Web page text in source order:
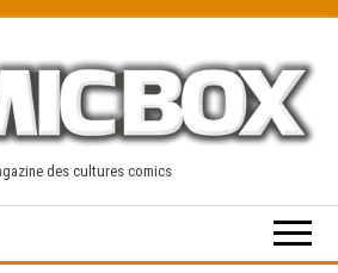
des cultures comics